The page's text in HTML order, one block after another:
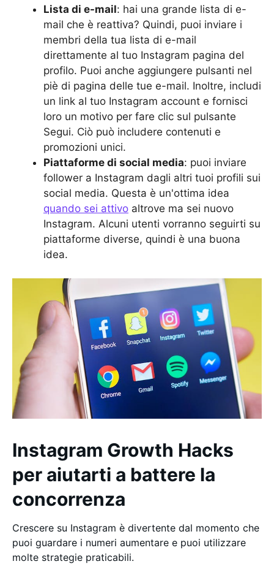
Lista di e-mail: hai una grande lista di e-
mail che è reattiva? Quindi, puoi inviare i
membri della tua lista di e-mail
direttamente al tuo Instagram pagina del
profilo. Puoi anche aggiungere pulsanti nel
piè di pagina delle tue e-mail. Inoltre, includi
un link al tuo Instagram account e fornisci
loro un motivo per fare clic sul pulsante
Segui. Ciò può includere contenuti e
promozioni unici.
Piattaforme di social media: puoi inviare
follower a Instagram dagli altri tuoi profili sui
social media. Questa è un'ottima idea
quando sei attivo altrove ma sei nuovo
Instagram. Alcuni utenti vorranno seguirti su
piattaforme diverse, quindi è una buona
idea.
Instagram Growth Hacks
per aiutarti a battere la
concorrenza
Crescere su Instagram è divertente dal momento che
puoi guardare i numeri aumentare e puoi utilizzare
molte strategie praticabili.